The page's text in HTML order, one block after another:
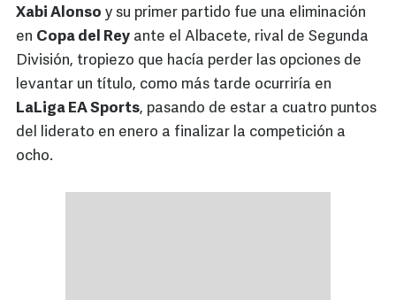
Xabi Alonso y su primer partido fue una eliminación
en Copa del Rey ante el Albacete, rival de Segunda
División, tropiezo que hacía perder las opciones de
levantar un título, como más tarde ocurriría en
LaLiga EA Sports, pasando de estar a cuatro puntos
del liderato en enero a finalizar la competición a
ocho.